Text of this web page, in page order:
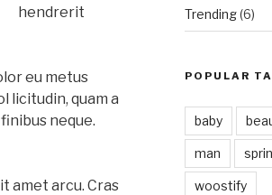
hendrerit
eu metus
licitudin, quam a
neque.
amet arcu. Cras
Trending(6)
POPULAR
baby
man
woostify